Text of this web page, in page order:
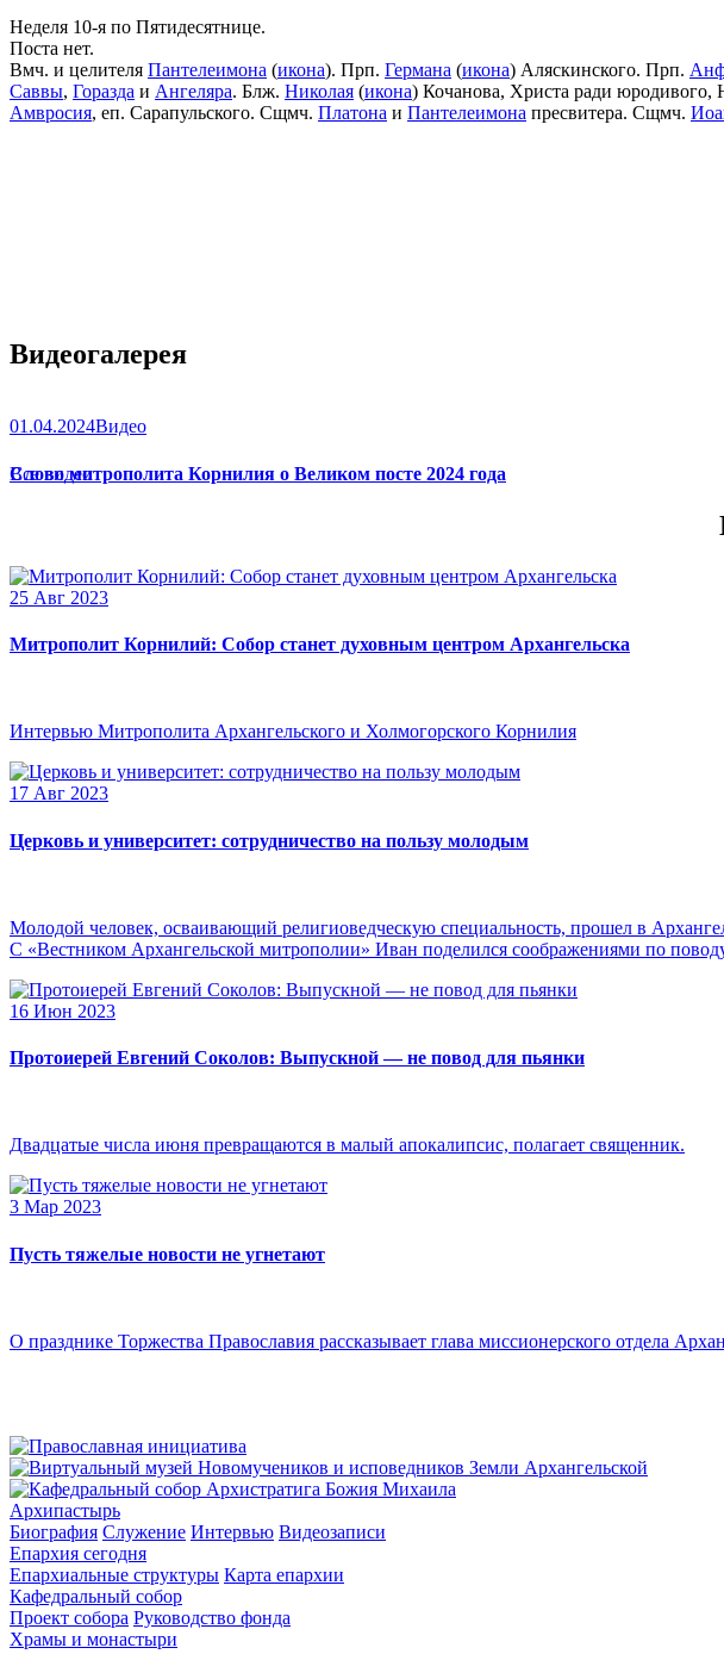
Неделя 10-я по Пятидесятнице.
Поста нет.
Вмч. и целителя Пантелеимона (икона). Прп. Германа (икона) Аляскинского. Прп.
Саввы, Горазда и Ангеляра. Блж. Николая (икона) Кочанова, Христа ради юродивого,
Амвросия, еп. Сарапульского. Сщмч. Платона и Пантелеимона пресвитера. Сщмч.
Видеогалерея
01.04.2024Видео
Слово митрополита Корнилия о Великом посте 2024 года
Все видео
25 Авг 2023
Митрополит Корнилий: Собор станет духовным центром Архангельска
Интервью Митрополита Архангельского и Холмогорского Корнилия
17 Авг 2023
Церковь и университет: сотрудничество на пользу молодым
Молодой человек, осваивающий религиоведческую специальность, прошел в
С «Вестником Архангельской митрополии» Иван поделился соображениями по
16 Июн 2023
Протоиерей Евгений Соколов: Выпускной — не повод для пьянки
Двадцатые числа июня превращаются в малый апокалипсис, полагает священник.
3 Мар 2023
Пусть тяжелые новости не угнетают
О празднике Торжества Православия рассказывает глава миссионерского отдела
Архипастырь
Биография Служение Интервью Видеозаписи
Епархия сегодня
Епархиальные структуры Карта епархии
Кафедральный собор
Проект собора Руководство фонда
Храмы и монастыри